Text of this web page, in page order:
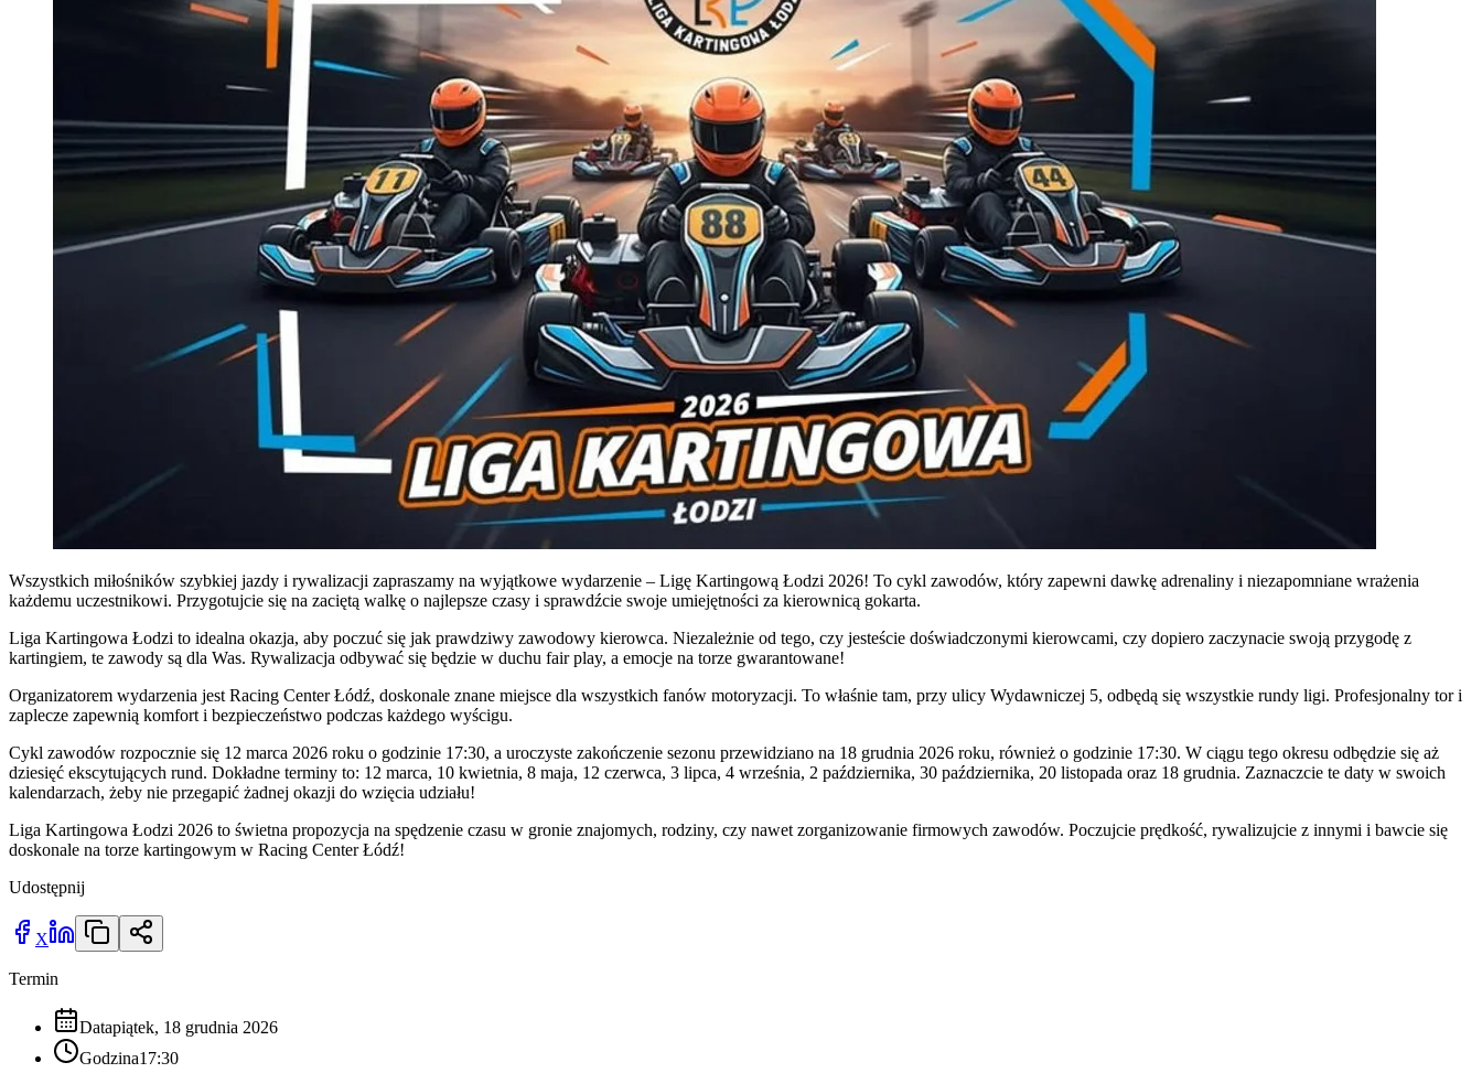
Wszystkich miłośników szybkiej jazdy i rywalizacji zapraszamy na wyjątkowe wydarzenie – Ligę Kartingową Łodzi 2026! To cykl zawodów, który zapewni dawkę adrenaliny i niezapomniane wrażenia
każdemu uczestnikowi. Przygotujcie się na zaciętą walkę o najlepsze czasy i sprawdźcie swoje umiejętności za kierownicą gokarta.
Liga Kartingowa Łodzi to idealna okazja, aby poczuć się jak prawdziwy zawodowy kierowca. Niezależnie od tego, czy jesteście doświadczonymi kierowcami, czy dopiero zaczynacie swoją przygodę z
kartingiem, te zawody są dla Was. Rywalizacja odbywać się będzie w duchu fair play, a emocje na torze gwarantowane!
Organizatorem wydarzenia jest Racing Center Łódź, doskonale znane miejsce dla wszystkich fanów motoryzacji. To właśnie tam, przy ulicy Wydawniczej 5, odbędą się wszystkie rundy ligi. Profesjonalny tor i
zaplecze zapewnią komfort i bezpieczeństwo podczas każdego wyścigu.
Cykl zawodów rozpocznie się 12 marca 2026 roku o godzinie 17:30, a uroczyste zakończenie sezonu przewidziano na 18 grudnia 2026 roku, również o godzinie 17:30. W ciągu tego okresu odbędzie się aż
dziesięć ekscytujących rund. Dokładne terminy to: 12 marca, 10 kwietnia, 8 maja, 12 czerwca, 3 lipca, 4 września, 2 października, 30 października, 20 listopada oraz 18 grudnia. Zaznaczcie te daty w swoich
kalendarzach, żeby nie przegapić żadnej okazji do wzięcia udziału!
Liga Kartingowa Łodzi 2026 to świetna propozycja na spędzenie czasu w gronie znajomych, rodziny, czy nawet zorganizowanie firmowych zawodów. Poczujcie prędkość, rywalizujcie z innymi i bawcie się
doskonale na torze kartingowym w Racing Center Łódź!
Udostępnij
X
Termin
Datapiątek, 18 grudnia 2026
Godzina17:30